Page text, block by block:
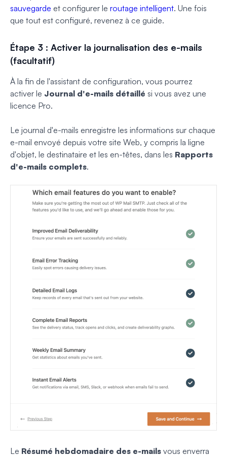
sauvegarde et configurer le routage intelligent. Une fois
que tout est configuré, revenez à ce guide.
Étape 3 : Activer la journalisation des e-mails
(facultatif)
À la fin de l'assistant de configuration, vous pourrez
activer le Journal d'e-mails détaillé si vous avez une
licence Pro.
Le journal d'e-mails enregistre les informations sur chaque
e-mail envoyé depuis votre site Web, y compris la ligne
d'objet, le destinataire et les en-têtes, dans les Rapports
d'e-mails complets.
Le Résumé hebdomadaire des e-mails vous enverra